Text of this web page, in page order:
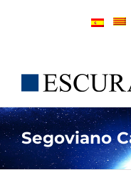
Segoviano